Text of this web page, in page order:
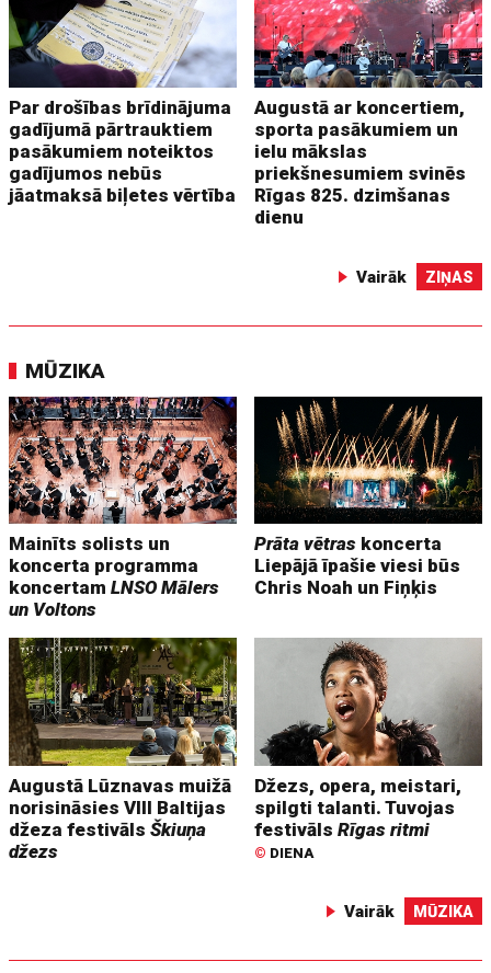
Par drošības brīdinājuma
gadījumā pārtrauktiem
pasākumiem noteiktos
gadījumos nebūs
jāatmaksā biļetes vērtība
Augustā ar koncertiem,
sporta pasākumiem un
ielu mākslas
priekšnesumiem svinēs
Rīgas 825. dzimšanas
dienu
Vairāk ZIŅAS
MŪZIKA
Mainīts solists un
koncerta programma
koncertamLNSO Mālers
un Voltons
Prāta vētras koncerta
Liepājā īpašie viesi būs
Chris Noah un Fiņķis
Augustā Lūznavas muižā
norisināsies VIII Baltijas
džeza festivālsŠkiuņa
džezs
Džezs, opera, meistari,
spilgti talanti. Tuvojas
festivālsRīgas ritmi
© DIENA
Vairāk MŪZIKA